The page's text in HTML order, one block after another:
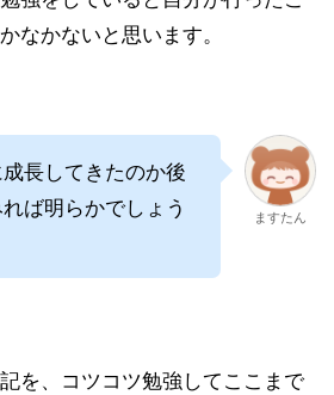
なかないと思います。
長してきたのか後
ば明らかでしょう
ますたん
を、コツコツ勉強してここまで